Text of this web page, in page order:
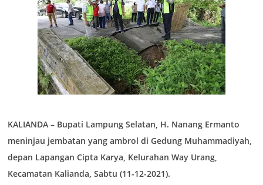
KALIANDA – Bupati Lampung Selatan, H. Nanang Ermanto
meninjau jembatan yang ambrol di Gedung Muhammadiyah,
depan Lapangan Cipta Karya, Kelurahan Way Urang,
Kecamatan Kalianda, Sabtu (11-12-2021).